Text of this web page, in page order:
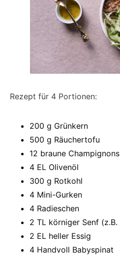
Rezept für 4 Portionen:
200 g Grünkern
500 g Räuchertofu
12 braune Champignons
4 EL Olivenöl
300 g Rotkohl
4 Mini-Gurken
4 Radieschen
2 TL körniger Senf (z.B.
2 EL heller Essig
4 Handvoll Babyspinat